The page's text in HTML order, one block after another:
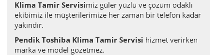
Klima Tamir Servisimiz güler yüzlü ve çözüm odaklı
ekibimiz ile müşterilerimize her zaman bir telefon kadar
yakındır.
Pendik Toshiba Klima Tamir Servisi hizmet verirken
marka ve model gözetmez.